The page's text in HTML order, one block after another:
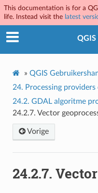
This documentation is for a
life. Instead visit the latest
» QGIS
24. Processing
24.2. GDAL algoritme
24.2.7. Vector
Vorige
24.2.7.